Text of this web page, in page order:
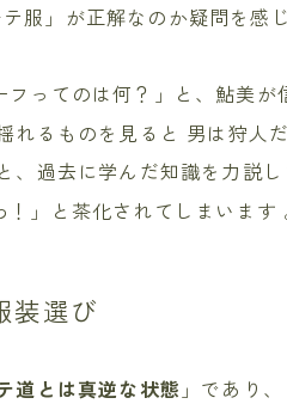
服」が正解なのか疑問を感
ってのは何？」と、鮎美が
れるものを見ると 男は狩人
、過去に学んだ知識を力説
」と茶化されてしまいます
装選び
道とは真逆な状態 」であり